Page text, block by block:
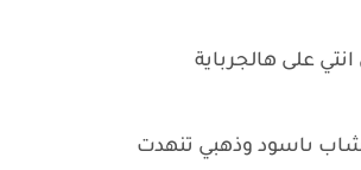
على هالجرباية
ىاسود وذهبي تنهدت